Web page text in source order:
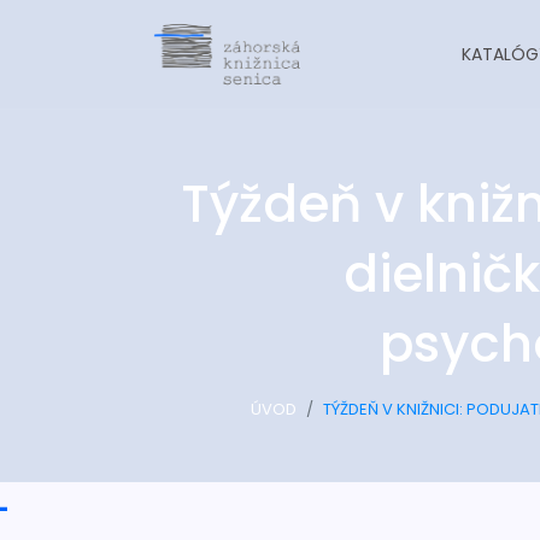
Týždeň v
ÚVOD TÝŽDEŇ V KNIŽNICI: